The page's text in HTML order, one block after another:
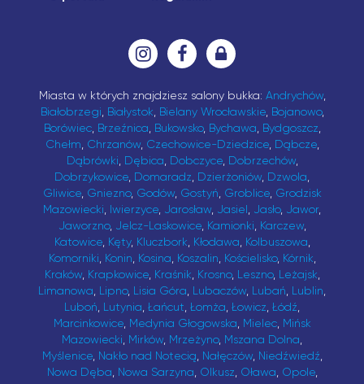
Miasta w których znajdziesz salony bukka: Andrychów,
Białobrzegi, Białystok, Bielany Wrocławskie, Bojanowo,
Borówiec, Brzeźnica, Bukowsko, Bychawa, Bydgoszcz,
Chełm, Chrzanów, Czechowice-Dziedzice, Dąbcze,
Dąbrówki, Dębica, Dobczyce, Dobrzechów,
Dobrzykowice, Domaradz, Dzierżoniów, Dzwola,
Gliwice, Gniezno, Godów, Gostyń, Groblice, Grodzisk
Mazowiecki, Iwierzyce, Jarosław, Jasiel, Jasło, Jawor,
Jaworzno, Jelcz-Laskowice, Kamionki, Karczew,
Katowice, Kęty, Kluczbork, Kłodawa, Kolbuszowa,
Komorniki, Konin, Kosina, Koszalin, Kościelisko, Kórnik,
Kraków, Krapkowice, Kraśnik, Krosno, Leszno, Leżajsk,
Limanowa, Lipno, Lisia Góra, Lubaczów, Lubań, Lublin,
Luboń, Lutynia, Łańcut, Łomża, Łowicz, Łódź,
Marcinkowice, Medynia Głogowska, Mielec, Mińsk
Mazowiecki, Mirków, Mrzeżyno, Mszana Dolna,
Myślenice, Nakło nad Notecią, Nałęczów, Niedźwiedź,
Nowa Dęba, Nowa Sarzyna, Olkusz, Oława, Opole,